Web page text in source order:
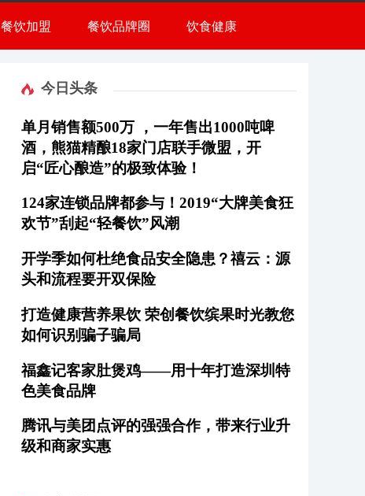
餐饮加盟 餐饮品牌圈 饮食健康
今日头条
单月销售额500万 ，一年售出1000吨啤
酒，熊猫精酿18家门店联手微盟，开
启“匠心酿造”的极致体验！
124家连锁品牌都参与！2019“大牌美食狂
欢节”刮起“轻餐饮”风潮
开学季如何杜绝食品安全隐患？禧云：源
头和流程要开双保险
打造健康营养果饮 荣创餐饮缤果时光教您
如何识别骗子骗局
福鑫记客家肚煲鸡——用十年打造深圳特
色美食品牌
腾讯与美团点评的强强合作，带来行业升
级和商家实惠